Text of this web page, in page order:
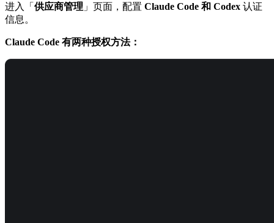
进入「 供应商管理 」页面，配置 Claude Code 和 Codex 认证
信息。
Claude Code 有两种授权方法：